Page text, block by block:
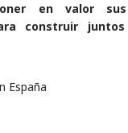
en valor sus
construir
España